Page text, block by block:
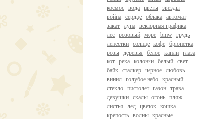
космос вода цветы звезды
война сердце облака автомат
закат луна векторная графика
лес розовый море bmw грудь
лепестки солнце кофе брюнетка
розы деревья белое капли глаза
кот река колонки белый свет
байк сталкер черное любовь
винил голубое небо красный
стекло пистолет газон трава
девушки скалы огонь пляж
листья
лед цветок кошка
крепость волны красные